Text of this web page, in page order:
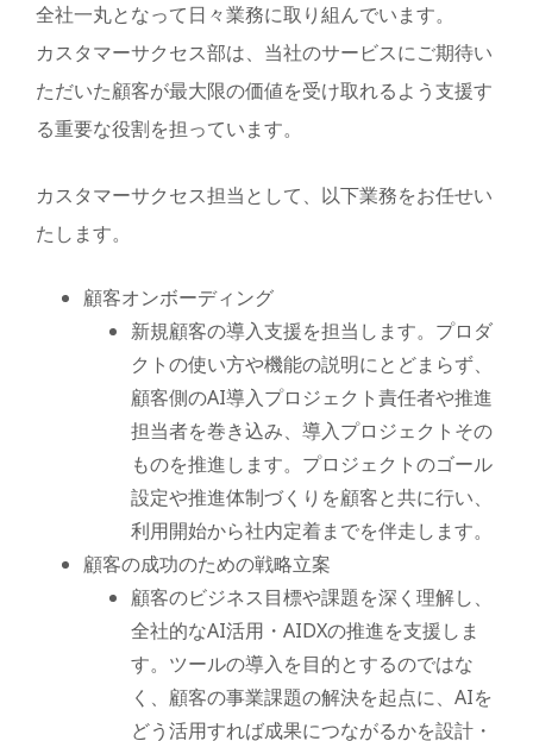
全社一丸となって日々業務に取り組んでいます。
カスタマーサクセス部は、当社のサービスにご期待い
ただいた顧客が最大限の価値を受け取れるよう支援す
る重要な役割を担っています。
カスタマーサクセス担当として、以下業務をお任せい
たします。
顧客オンボーディング
新規顧客の導入支援を担当します。プロダ
クトの使い方や機能の説明にとどまらず、
顧客側のAI導入プロジェクト責任者や推進
担当者を巻き込み、導入プロジェクトその
ものを推進します。プロジェクトのゴール
設定や推進体制づくりを顧客と共に行い、
利用開始から社内定着までを伴走します。
顧客の成功のための戦略立案
顧客のビジネス目標や課題を深く理解し、
全社的なAI活用・AIDXの推進を支援しま
す。ツールの導入を目的とするのではな
く、顧客の事業課題の解決を起点に、AIを
どう活用すれば成果につながるかを設計・